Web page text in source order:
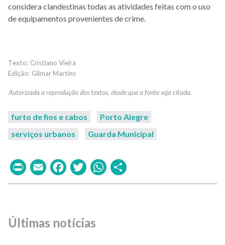
considera clandestinas todas as atividades feitas com o uso
de equipamentos provenientes de crime.
Cristiano Vieira
Gilmar Martins
furto de fios e cabos
Porto Alegre
serviços urbanos
Guarda Municipal
PrintEmailFacebook
TwitterWhatsApp
Últimas notícias